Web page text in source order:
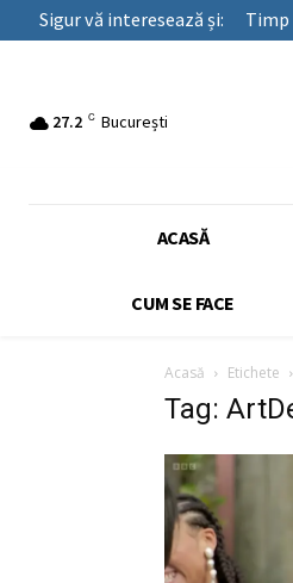
Sigur vă interesează și: Timp
27.2 C București
ACASĂ
CUM SE FACE
Acasă Etichete
Tag: